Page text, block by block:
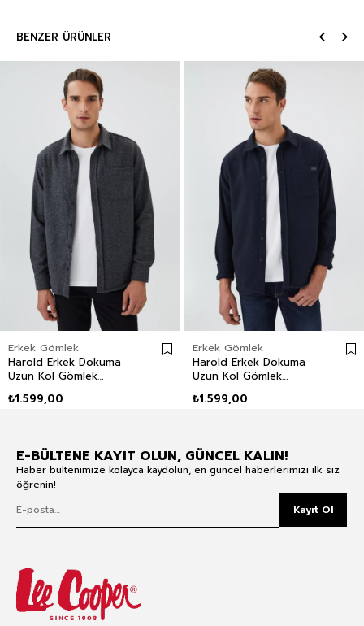
BENZER ÜRÜNLER
Erkek Gömlek
Harold Erkek Dokuma
Uzun Kol Gömlek
₺1.599,00
Erkek Gömlek
Harold Erkek Dokuma
Uzun Kol Gömlek
₺1.599,00
E-BÜLTENE KAYIT OLUN, GÜNCEL KALIN!
Haber bültenimize kolayca kaydolun, en güncel haberlerimizi ilk siz
öğrenin!
Kayıt Ol